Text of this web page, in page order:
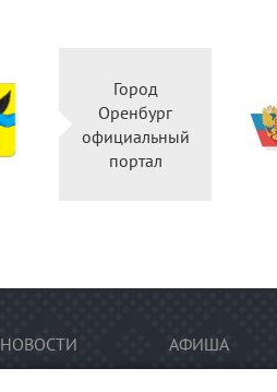
Город
Оренбург
официальный
портал
НОВОСТИ АФИША